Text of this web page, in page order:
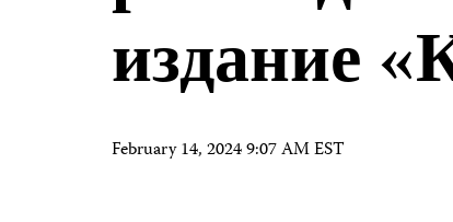
издание
February 14, 2024 9:07 AM EST